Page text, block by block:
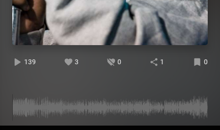
139 3 0 1 0